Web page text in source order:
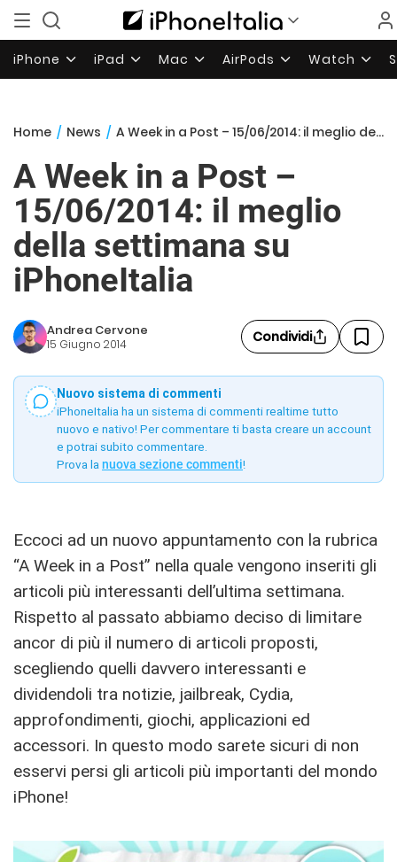
iPhone iPad Mac AirPods Watch
Home / News / A Week in a Post – 15/06/2014: il meglio della settimana su iPhoneItalia
A Week in a Post –
15/06/2014: il meglio
della settimana su
iPhoneItalia
Andrea Cervone
15 Giugno 2014 Condividi
Nuovo sistema di commenti
iPhoneItalia ha un sistema di commenti realtime tutto
nuovo e nativo! Per commentare ti basta creare un account
e potrai subito commentare.
Prova la nuova sezione commenti!
Eccoci ad un nuovo appuntamento con la rubrica
“A Week in a Post” nella quale vengono inseriti gli
articoli più interessanti dell’ultima settimana.
Rispetto al passato abbiamo deciso di limitare
ancor di più il numero di articoli proposti,
scegliendo quelli davvero interessanti e
dividendoli tra notizie, jailbreak, Cydia,
approfondimenti, giochi, applicazioni ed
accessori. In questo modo sarete sicuri di non
esservi persi gli articoli più importanti del mondo
iPhone!